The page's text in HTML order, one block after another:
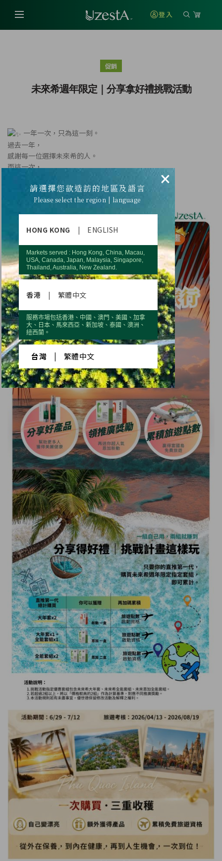
登入
促銷
未來希週年限定｜分享拿好禮挑戰活動
一年一次，只為這一刻。
過去一年，
感謝每一位選擇未來希的人。
而這一次，
從美麗，到健康；
從產品，到驚喜。
×
請選擇您欲造訪的地區及語言
Please select the region | language
HONG KONG | ENGLISH
Markets served : Hong Kong, China, Macau,
USA, Canada, Japan, Malaysia, Singapore,
Thailand, Australia, New Zealand.
香港 | 繁體中文
服務市場包括香港、中國、澳門、美國、加拿
大、日本、馬來西亞、新加坡、泰國、澳洲、
紐西蘭。
台灣 繁體中文